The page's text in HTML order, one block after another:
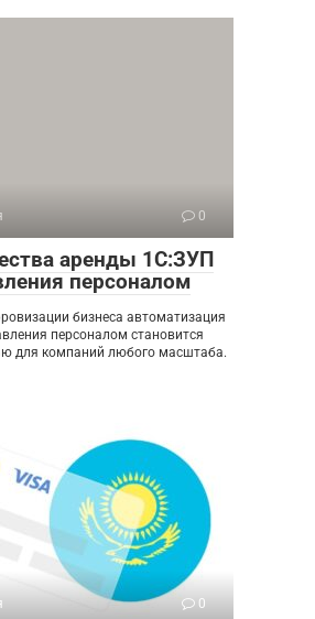
0
аренды 1С:ЗУП
персоналом
бизнеса автоматизация
персоналом становится
для компаний любого масштаба.
0